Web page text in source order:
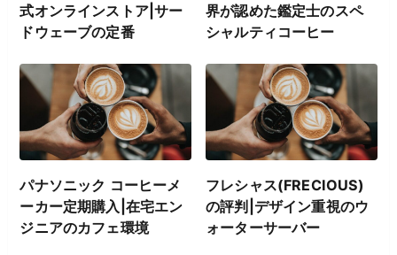
式オンラインストア|サー
ドウェーブの定番
界が認めた鑑定士のスペ
シャルティコーヒー
パナソニック コーヒーメ
ーカー定期購入|在宅エン
ジニアのカフェ環境
フレシャス(FRECIOUS)
の評判|デザイン重視のウ
ォーターサーバー